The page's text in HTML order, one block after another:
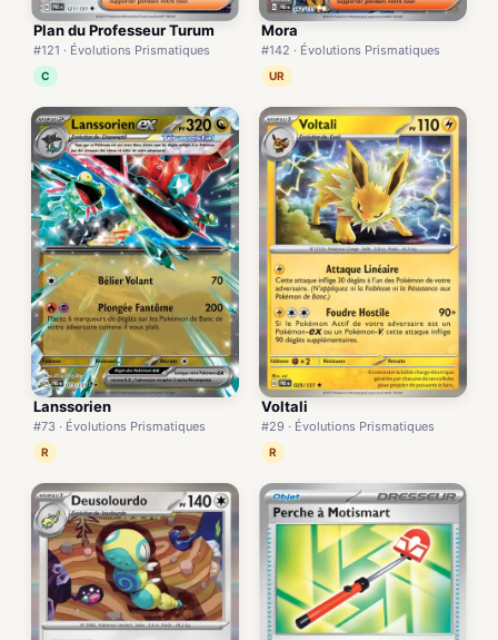
Plan du Professeur Turum
#121 · Évolutions Prismatiques
C
Mora
#142 · Évolutions Prismatiques
UR
Lanssorien
#73 · Évolutions Prismatiques
R
Voltali
#29 · Évolutions Prismatiques
R